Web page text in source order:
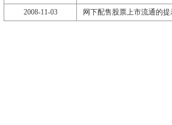
2008-11-03
网下配售股票上市流通的提